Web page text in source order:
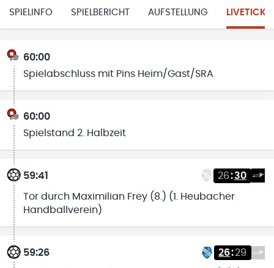
SPIELINFO SPIELBERICHT AUFSTELLUNG
60:00
Spielabschluss mit Pins Heim/Gast/SRA
60:00
Spielstand 2. Halbzeit
59:41 26:30
Tor durch Maximilian Frey (8.) (1. Heubacher
Handballverein)
59:26 26:29